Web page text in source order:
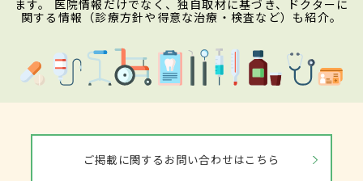
ます。 医院情報だけでなく、独自取材に基づき、ドクターに
関する情報（診療方針や得意な治療・検査など）も紹介。
ご掲載に関するお問い合わせはこちら